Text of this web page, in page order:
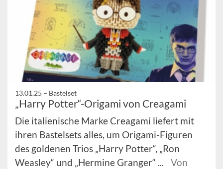
13.01.25 – Bastelset
„Harry Potter“-Origami von Creagami
Die italienische Marke Creagami liefert mit
ihren Bastelsets alles, um Origami-Figuren
des goldenen Trios „Harry Potter“, „Ron
Weasley“ und „Hermine Granger“ ...
Von